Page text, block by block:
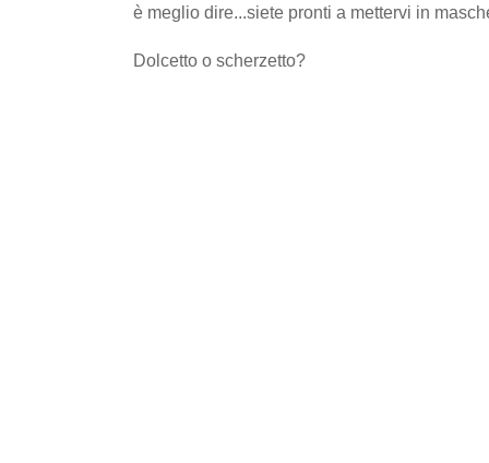
è meglio dire...siete pronti a mettervi in
Dolcetto o scherzetto?